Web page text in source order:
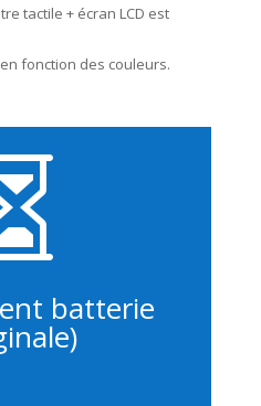
tactile + écran LCD est
fonction des couleurs.
batterie